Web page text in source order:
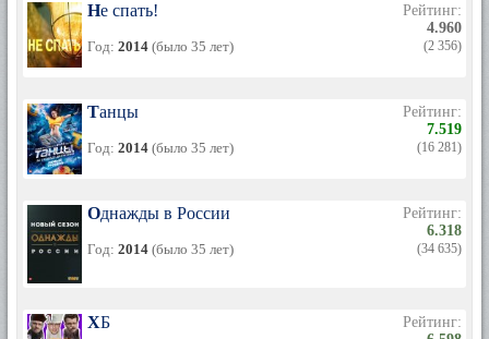
Не спать!
Год: 2014 (было 35 лет)
Рейтинг:
4.960
(2 356)
Танцы
Год: 2014 (было 35 лет)
Рейтинг:
7.519
(16 281)
Однажды в России
Год: 2014 (было 35 лет)
Рейтинг:
6.318
(34 635)
ХБ
Рейтинг: